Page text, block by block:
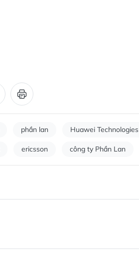
phần lan Huawei Technologies
ericsson công ty Phần Lan